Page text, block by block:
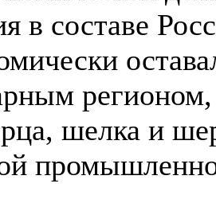
в составе
шелка и